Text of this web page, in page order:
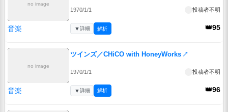
no image
1970/1/1 投稿者不明
音楽 👑95
▼詳細 解析
no image
ツインズ／CHiCO with HoneyWorks ↗
1970/1/1 投稿者不明
音楽 👑96
▼詳細 解析